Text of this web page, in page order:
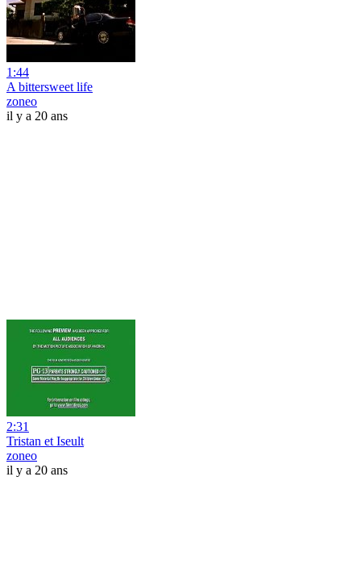
1:44
A bittersweet life
zoneo
il y a 20 ans
2:31
Tristan et Iseult
zoneo
il y a 20 ans